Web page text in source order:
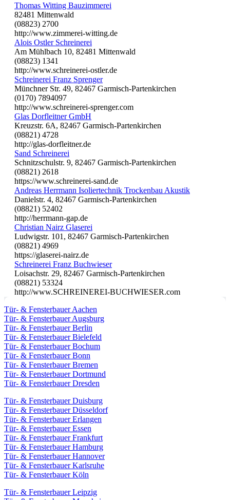
Thomas Witting Bauzimmerei
82481 Mittenwald
(08823) 2700
http://www.zimmerei-witting.de
Alois Ostler Schreinerei
Am Mühlbach 10, 82481 Mittenwald
(08823) 1341
http://www.schreinerei-ostler.de
Schreinerei Franz Sprenger
Münchner Str. 49, 82467 Garmisch-Partenkirchen
(0170) 7894097
http://www.schreinerei-sprenger.com
Glas Dorfleitner GmbH
Kreuzstr. 6A, 82467 Garmisch-Partenkirchen
(08821) 4728
http://glas-dorfleitner.de
Sand Schreinerei
Schnitzschulstr. 9, 82467 Garmisch-Partenkirchen
(08821) 2618
https://www.schreinerei-sand.de
Andreas Herrmann Isoliertechnik Trockenbau Akustik
Danielstr. 4, 82467 Garmisch-Partenkirchen
(08821) 52402
http://herrmann-gap.de
Christian Nairz Glaserei
Ludwigstr. 101, 82467 Garmisch-Partenkirchen
(08821) 4969
https://glaserei-nairz.de
Schreinerei Franz Buchwieser
Loisachstr. 29, 82467 Garmisch-Partenkirchen
(08821) 53324
http://www.SCHREINEREI-BUCHWIESER.com
Tür- & Fensterbauer Aachen
Tür- & Fensterbauer Augsburg
Tür- & Fensterbauer Berlin
Tür- & Fensterbauer Bielefeld
Tür- & Fensterbauer Bochum
Tür- & Fensterbauer Bonn
Tür- & Fensterbauer Bremen
Tür- & Fensterbauer Dortmund
Tür- & Fensterbauer Dresden
Tür- & Fensterbauer Duisburg
Tür- & Fensterbauer Düsseldorf
Tür- & Fensterbauer Erlangen
Tür- & Fensterbauer Essen
Tür- & Fensterbauer Frankfurt
Tür- & Fensterbauer Hamburg
Tür- & Fensterbauer Hannover
Tür- & Fensterbauer Karlsruhe
Tür- & Fensterbauer Köln
Tür- & Fensterbauer Leipzig